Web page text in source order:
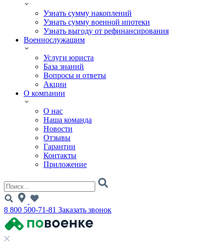
Узнать сумму накоплений
Узнать сумму военной ипотеки
Узнать выгоду от рефинансирования
Военнослужащим
Услуги юриста
База знаний
Вопросы и ответы
Акции
О компании
О нас
Наша команда
Новости
Отзывы
Гарантии
Контакты
Приложение
8 800 500-71-81 Заказать звонок